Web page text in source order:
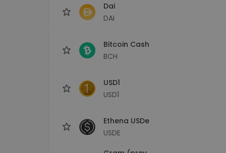
Dai
DAI
Bitcoin Cash
BCH
USD1
USD1
Ethena USDe
USDE